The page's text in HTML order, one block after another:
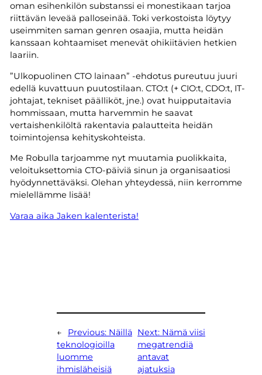
oman esihenkilön substanssi ei monestikaan tarjoa
riittävän leveää palloseinää. Toki verkostoista löytyy
useimmiten saman genren osaajia, mutta heidän
kanssaan kohtaamiset menevät ohikiitävien hetkien
laariin.
”Ulkopuolinen CTO lainaan” -ehdotus pureutuu juuri
edellä kuvattuun puutostilaan. CTO:t (+ CIO:t, CDO:t, IT-
johtajat, tekniset päälliköt, jne.) ovat huipputaitavia
hommissaan, mutta harvemmin he saavat
vertaishenkilöltä rakentavia palautteita heidän
toimintojensa kehityskohteista.
Me Robulla tarjoamme nyt muutamia puolikkaita,
veloituksettomia CTO-päiviä sinun ja organisaatiosi
hyödynnettäväksi. Olehan yhteydessä, niin kerromme
mielellämme lisää!
Varaa aika Jaken kalenterista!
← Previous: Näillä
teknologioilla
luomme
ihmisläheisiä
Next: Nämä viisi
megatrendiä
antavat
ajatuksia